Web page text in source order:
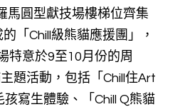
馬圓型獻技場樓梯位齊集
「Chill級熊貓應援團」，
特意於9至10月份的周
題活動，包括「Chill住Art
寫生體驗、「Chill Q熊貓